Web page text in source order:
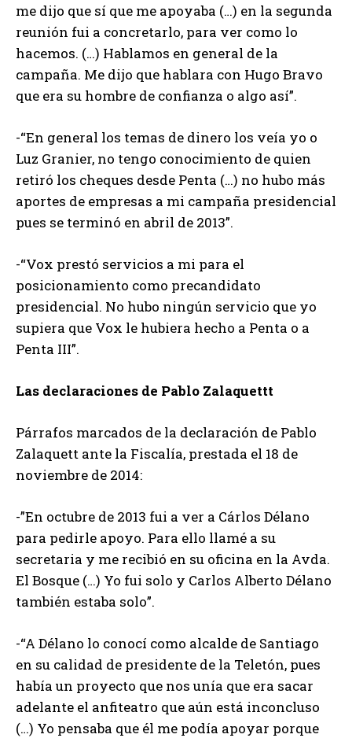
me dijo que sí que me apoyaba (…) en la segunda
reunión fui a concretarlo, para ver como lo
hacemos. (…) Hablamos en general de la
campaña. Me dijo que hablara con Hugo Bravo
que era su hombre de confianza o algo así”.
-“En general los temas de dinero los veía yo o
Luz Granier, no tengo conocimiento de quien
retiró los cheques desde Penta (…) no hubo más
aportes de empresas a mi campaña presidencial
pues se terminó en abril de 2013”.
-“Vox prestó servicios a mi para el
posicionamiento como precandidato
presidencial. No hubo ningún servicio que yo
supiera que Vox le hubiera hecho a Penta o a
Penta III”.
Las declaraciones de Pablo Zalaquettt
Párrafos marcados de la declaración de Pablo
Zalaquett ante la Fiscalía, prestada el 18 de
noviembre de 2014:
-”En octubre de 2013 fui a ver a Cárlos Délano
para pedirle apoyo. Para ello llamé a su
secretaria y me recibió en su oficina en la Avda.
El Bosque (…) Yo fui solo y Carlos Alberto Délano
también estaba solo”.
-“A Délano lo conocí como alcalde de Santiago
en su calidad de presidente de la Teletón, pues
había un proyecto que nos unía que era sacar
adelante el anfiteatro que aún está inconcluso
(…) Yo pensaba que él me podía apoyar porque